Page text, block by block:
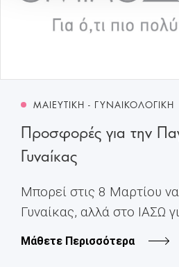
ΜΑΙΕΥΤΙΚΉ - ΓΥΝΑΙΚΟΛΟΓΙΚΉ
Προσφορές για την
Γυναίκας
Μπορεί στις 8 Μαρτίου
Γυναίκας, αλλά στο ΙΑΣΩ
Μάθετε Περισσότερα